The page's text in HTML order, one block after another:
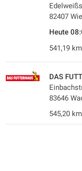
82407
Heute
541,19 km
DAS
83646
545,20